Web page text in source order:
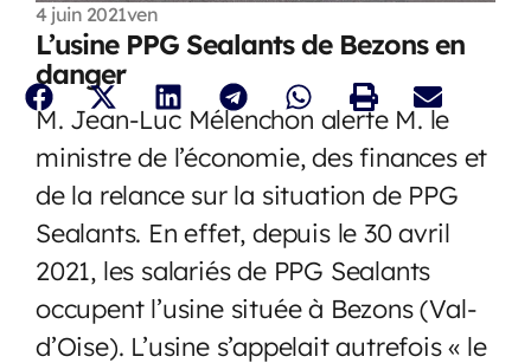
4 juin 2021ven
L’usine PPG Sealants de Bezons en
danger
M. Jean-Luc Mélenchon alerte M. le
ministre de l’économie, des finances et
de la relance sur la situation de PPG
Sealants. En effet, depuis le 30 avril
2021, les salariés de PPG Sealants
occupent l’usine située à Bezons (Val-
d’Oise). L’usine s’appelait autrefois « le